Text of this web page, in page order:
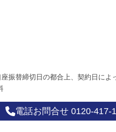
替締切日の都合上、契約日によ
電話お問合せ 0120-417-